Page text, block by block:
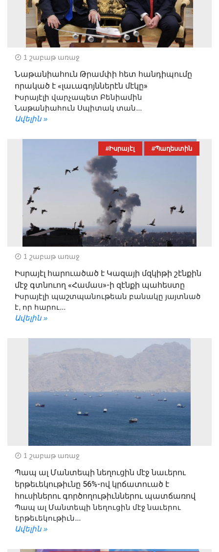
1 շաբաթ առաջ
Նաթանիահուն Թրամփի հետ հանդիպումը
որակած է «լաւագոյններէն մէկը»
Իսրայէլի վարչապետ Բենիամին
Նաթանիահուն Սպիտակ տան...
Ավելին »
#Իսրայէլ #Պաղեստին
1 շաբաթ առաջ
Իսրայէլ հարուածած է Կազայի մզկիթի շէնքին
մէջ գտնուող «Համաս»-ի զէնքի պահեստը
Իսրայէլի պաշտպանութեան բանակը յայտնած
է, որ հարու...
Ավելին »
1 շաբաթ առաջ
Պապ ալ Մանտեպի նեղուցին մէջ նաւերու
երթեւեկութիւնը 56%-ով կրճատուած է
հուսիներու գործողութիւններու պատճառով
Պապ ալ Մանտեպի նեղուցին մէջ նաւերու
երթեւեկութիւն...
Ավելին »